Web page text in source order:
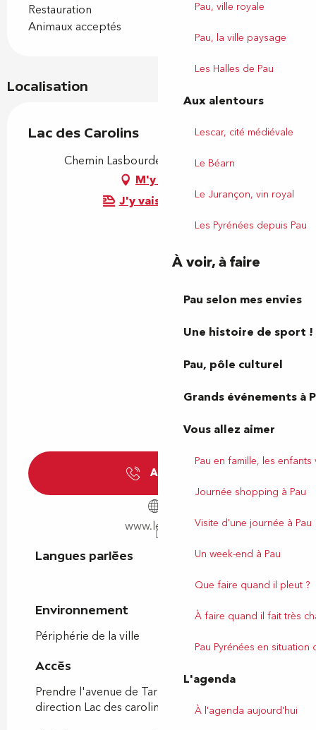
Pau, ville royale
Pau, la ville paysage
Les Halles de Pau
Aux alentours
Lescar, cité médiévale
Le Béarn
Le Jurançon, vin royal
Les Pyrénées depuis Pau
À voir, à faire
Pau selon mes envies
Une histoire de sport !
Pau, pôle culturel
Grands événements à
Vous allez aimer
Pau en famille, les
Journée shopping à Pau
Visite d'une journée à Pau
Un week-end à Pau
Que faire quand il pleut ?
À faire quand il fait très
Pau Pyrénées en situation
L'agenda
À l'agenda aujourd'hui
Restauration
Animaux acceptés
Localisation
Lac des Carolins
Chemin Lasbourdettes, 64230 Lescar
M'y rendre
J'y vais en train !
Appeler
www.lescar.fr
Langues parlées
Langues parlées
Environnement
Environnement
Périphérie de la ville
Accès
Accès
Prendre l'avenue de Tarbes à Lescar, puis
direction Lac des carolins.